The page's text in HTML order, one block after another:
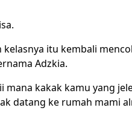
itu kembali
Adzkia.
mana kakak kamu yang
datang ke rumah mami